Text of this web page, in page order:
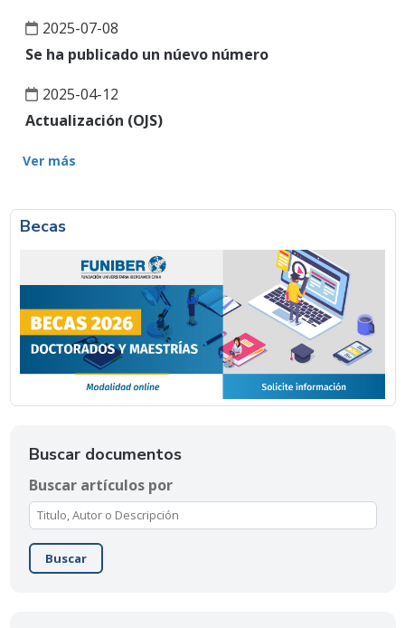
2025-07-08
Se ha publicado un núevo número
2025-04-12
Actualización (OJS)
Ver más
Becas
Buscar documentos
Buscar artículos por
Buscar